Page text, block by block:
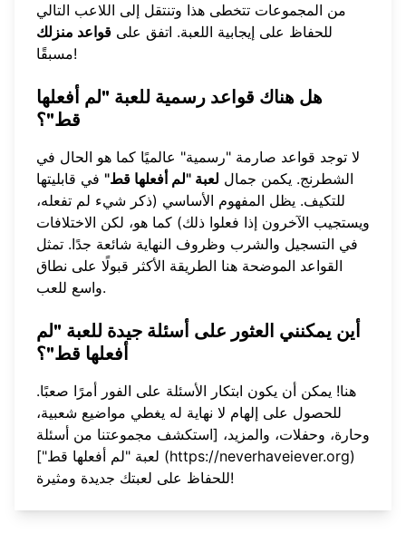
من المجموعات تتخطى هذا وتنتقل إلى اللاعب التالي
للحفاظ على إيجابية اللعبة. اتفق على قواعد منزلك
مسبقًا!
هل هناك قواعد رسمية للعبة "لم أفعلها
قط"؟
لا توجد قواعد صارمة "رسمية" عالميًا كما هو الحال في
الشطرنج. يكمن جمال لعبة "لم أفعلها قط" في قابليتها
للتكيف. يظل المفهوم الأساسي (ذكر شيء لم تفعله،
ويستجيب الآخرون إذا فعلوا ذلك) كما هو، لكن الاختلافات
في التسجيل والشرب وظروف النهاية شائعة جدًا. تمثل
القواعد الموضحة هنا الطريقة الأكثر قبولًا على نطاق
واسع للعب.
أين يمكنني العثور على أسئلة جيدة للعبة "لم
أفعلها قط"؟
هنا! يمكن أن يكون ابتكار الأسئلة على الفور أمرًا صعبًا.
للحصول على إلهام لا نهاية له يغطي مواضيع شعبية،
وحارة، وحفلات، والمزيد، [استكشف مجموعتنا من أسئلة
لعبة "لم أفعلها قط"] (https://neverhaveiever.org)
للحفاظ على لعبتك جديدة ومثيرة!